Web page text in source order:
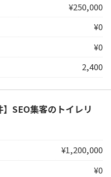
¥250,000
¥0
¥0
2,400
】SEO集客のトイレリ
¥1,200,000
¥0